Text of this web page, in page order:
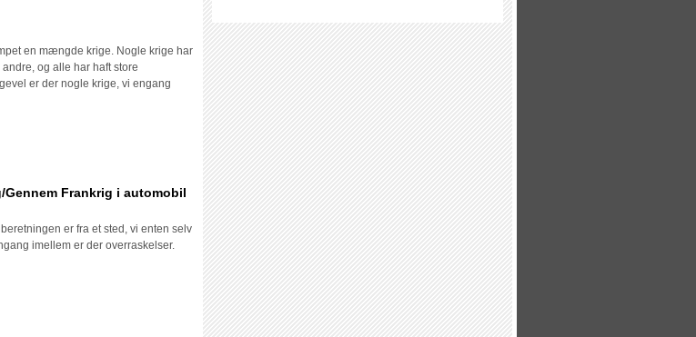
en mængde krige. Nogle krige har
og alle har haft store
er der nogle krige, vi engang
Frankrig i automobil
er fra et sted, vi enten selv
imellem er der overraskelser.